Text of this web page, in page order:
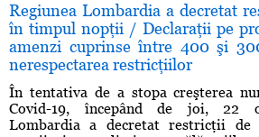
Regiunea Lombardia a decretat
în timpul nopţii / Declaraţii pe
amenzi cuprinse între 400 şi
nerespectarea restricţiilor
În tentativa de a stopa creşterea
Covid-19, începând de joi, 22
Lombardia a decretat restricţii